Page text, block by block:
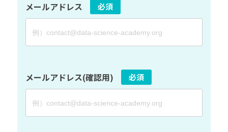
メールアドレス 必須
メールアドレス(確認用) 必須